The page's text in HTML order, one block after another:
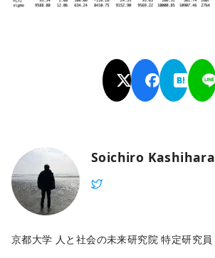
Soichiro Kashihara
京都大学 人と社会の未来研究院 特定研究員